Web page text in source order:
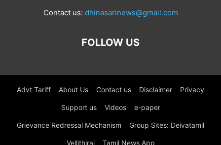
Contact us: dhinasarinews@gmail.com
FOLLOW US
Advt Tariff About Us Contact us Disclaimer Privacy
Support us Videos e-paper
Grievance Redressal Mechanism Group Sites: Deivatamil
Vellithirai Tamil News App